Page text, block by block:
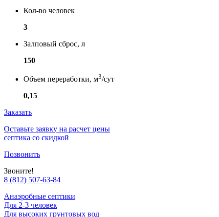
Кол-во человек
3
Залповый сброс, л
150
Объем переработки, м3/сут
0,15
Заказать
Оставьте заявку на расчет цены
септика со скидкой
Позвонить
Звоните!
8 (812) 507-63-84
Анаэробные септики
Для 2-3 человек
Для высоких грунтовых вод